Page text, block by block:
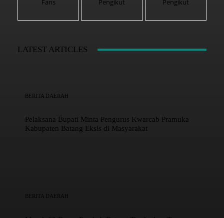
Fans Pengikut Pengikut
LATEST ARTICLES
BERITA DAERAH
Pelaksana Bupati Minta Pengurus Kwarcab Pramuka
Kabupaten Batang Eksis di Masyarakat
BERITA DAERAH